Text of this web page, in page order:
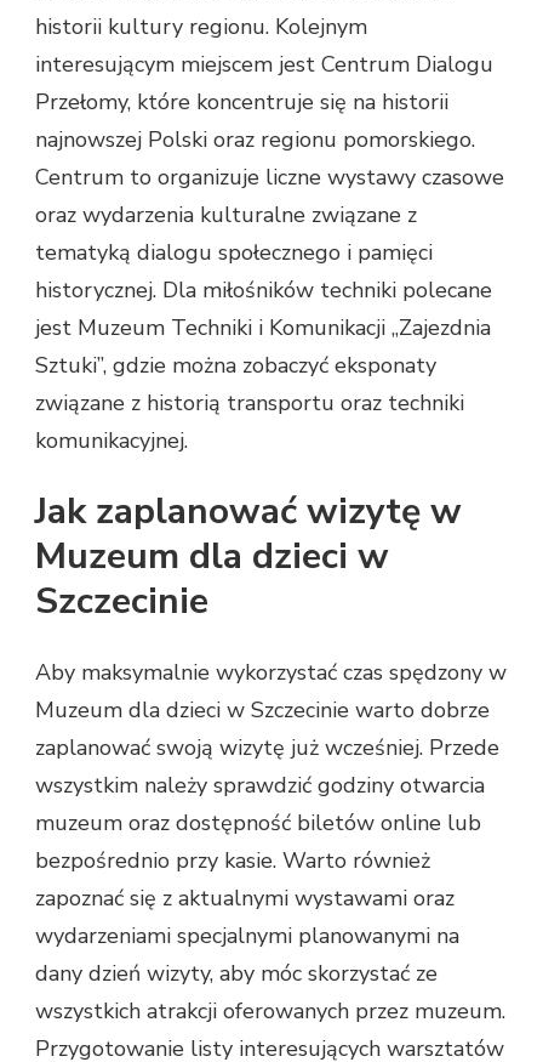
historii kultury regionu. Kolejnym
interesującym miejscem jest Centrum Dialogu
Przełomy, które koncentruje się na historii
najnowszej Polski oraz regionu pomorskiego.
Centrum to organizuje liczne wystawy czasowe
oraz wydarzenia kulturalne związane z
tematyką dialogu społecznego i pamięci
historycznej. Dla miłośników techniki polecane
jest Muzeum Techniki i Komunikacji „Zajezdnia
Sztuki”, gdzie można zobaczyć eksponaty
związane z historią transportu oraz techniki
komunikacyjnej.
Jak zaplanować wizytę w
Muzeum dla dzieci w
Szczecinie
Aby maksymalnie wykorzystać czas spędzony w
Muzeum dla dzieci w Szczecinie warto dobrze
zaplanować swoją wizytę już wcześniej. Przede
wszystkim należy sprawdzić godziny otwarcia
muzeum oraz dostępność biletów online lub
bezpośrednio przy kasie. Warto również
zapoznać się z aktualnymi wystawami oraz
wydarzeniami specjalnymi planowanymi na
dany dzień wizyty, aby móc skorzystać ze
wszystkich atrakcji oferowanych przez muzeum.
Przygotowanie listy interesujących warsztatów